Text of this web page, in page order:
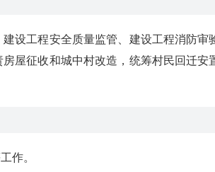
工程安全质量监管、建设工程消防审
屋征收和城中村改造，统筹村民回迁
作。